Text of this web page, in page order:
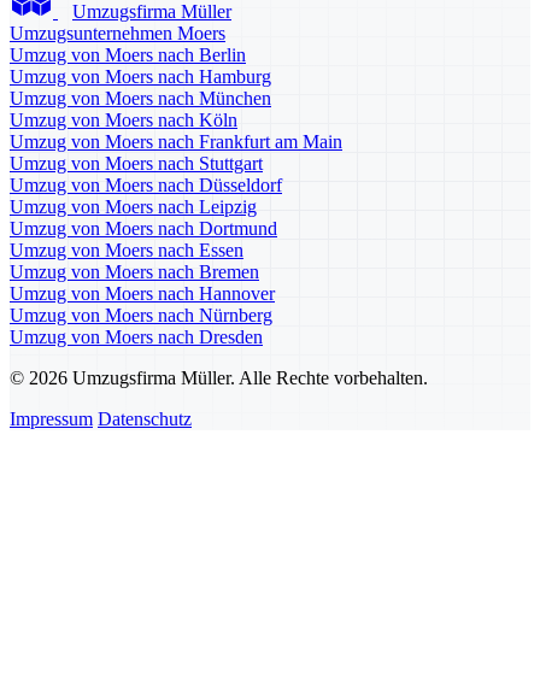
Umzugsfirma Müller
Umzugsunternehmen Moers
Umzug von Moers nach Berlin
Umzug von Moers nach Hamburg
Umzug von Moers nach München
Umzug von Moers nach Köln
Umzug von Moers nach Frankfurt am Main
Umzug von Moers nach Stuttgart
Umzug von Moers nach Düsseldorf
Umzug von Moers nach Leipzig
Umzug von Moers nach Dortmund
Umzug von Moers nach Essen
Umzug von Moers nach Bremen
Umzug von Moers nach Hannover
Umzug von Moers nach Nürnberg
Umzug von Moers nach Dresden
© 2026 Umzugsfirma Müller. Alle Rechte vorbehalten.
Impressum Datenschutz